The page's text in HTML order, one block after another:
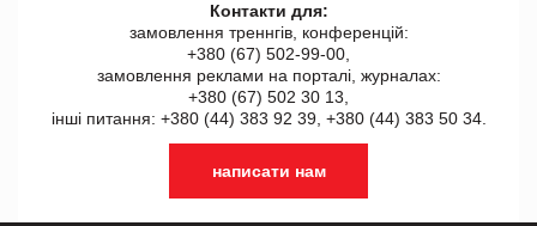
Контакти для:
замовлення треннгів, конференцій:
+380 (67) 502-99-00,
замовлення реклами на порталі, журналах:
+380 (67) 502 30 13,
інші питання: +380 (44) 383 92 39, +380 (44) 383 50 34.
написати нам